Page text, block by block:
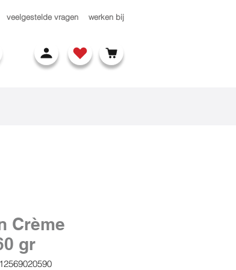
veelgestelde vragen werken bij
Crème
gr